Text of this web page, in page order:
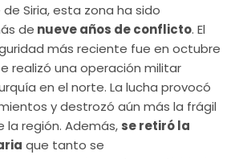
Siria, esta zona ha sido
de nueve años de conflicto. El
más reciente fue en octubre
realizó una operación militar
en el norte. La lucha provocó
y destrozó aún más la frágil
región. Además, se retiró la
que tanto se